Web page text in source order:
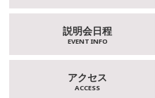
説明会日程
EVENT INFO
アクセス
ACCESS